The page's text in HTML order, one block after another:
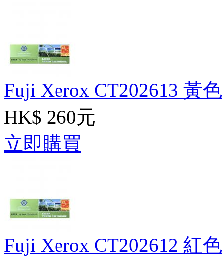
Fuji Xerox CT202613 黃
HK$ 260元
立即購買
Fuji Xerox CT202612 紅